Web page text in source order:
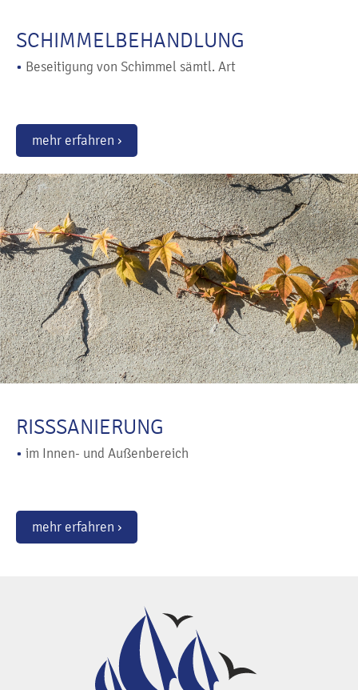
SCHIMMELBEHANDLUNG
• Beseitigung von Schimmel sämtl. Art
mehr erfahren ›
RISSSANIERUNG
• im Innen- und Außenbereich
mehr erfahren ›